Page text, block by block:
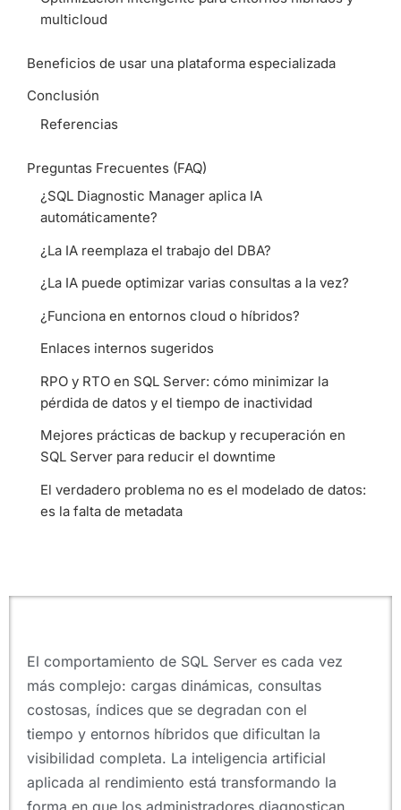
multicloud
Beneficios de usar una plataforma especializada
Conclusión
Referencias
Preguntas Frecuentes (FAQ)
¿SQL Diagnostic Manager aplica IA
automáticamente?
¿La IA reemplaza el trabajo del DBA?
¿La IA puede optimizar varias consultas a la vez?
¿Funciona en entornos cloud o híbridos?
Enlaces internos sugeridos
RPO y RTO en SQL Server: cómo minimizar la
pérdida de datos y el tiempo de inactividad
Mejores prácticas de backup y recuperación en
SQL Server para reducir el downtime
El verdadero problema no es el modelado de datos:
es la falta de metadata
El comportamiento de SQL Server es cada vez
más complejo: cargas dinámicas, consultas
costosas, índices que se degradan con el
tiempo y entornos híbridos que dificultan la
visibilidad completa. La inteligencia artificial
aplicada al rendimiento está transformando la
forma en que los administradores diagnostican